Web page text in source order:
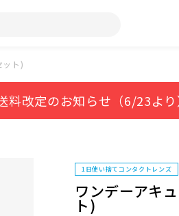
ット)
料改定のお知らせ（6/23より
1日使い捨てコンタクトレンズ
ワンデーアキ
ト)